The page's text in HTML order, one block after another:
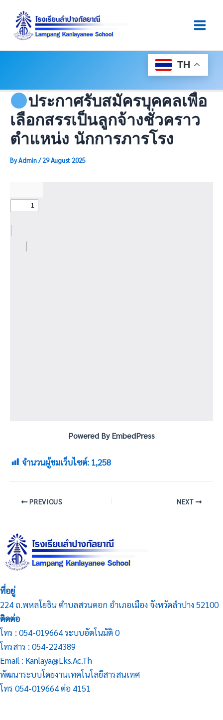
Content
TH
ประกาศรับสมัครบุคคลเพื่อ
เลือกสรรเป็นลูกจ้างชั่วคราว
ตำแหน่ง นักการภารโรง
ByAdmin/29 August 2025
Powered By EmbedPress
จำนวนผู้ชมเว็บไซต์: 1,258
Navigation
PREVIOUS NEXT
ที่อยู่
224 ถ.พหลโยธิน ตำบลสวนดอก อำเภอเมือง จังหวัดลำปาง 52100
ติดต่อ
โทร : 054-019664 ระบบอัตโนมัติ 0
โทรสาร : 054-224389
Email : Kanlaya@lks.ac.th
พัฒนาระบบโดยงานเทคโนโลยีสารสนเทศ
โทร 054-019664 ต่อ 4151